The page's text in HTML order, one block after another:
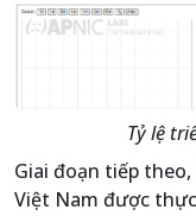
Tỷ lệ
Giai đoạn tiếp
Việt Nam được